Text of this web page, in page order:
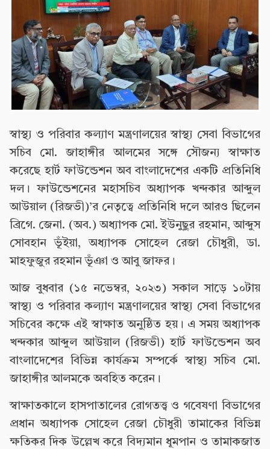
স্বাস্থ্য ও পরিবার কল্যাণ মন্ত্রণালয়ের স্বাস্থ্য সেবা বিভাগের
সচিব মো. জাহাঙ্গীর আলমের সঙ্গে সৌজন্য স্বাক্ষাত
করেছে হার্ট ফাউন্ডেশন অব বাংলাদেশের একটি প্রতিনিধি
দল। ফাউন্ডেশনের মহাসচিব অধ্যাপক খন্দকার আব্দুল
আউয়াল (রিজভী)’র নেতৃত্বে প্রতিনিধি দলে আরও ছিলেন
ব্রিগে. জেনা. (অব.) অধ্যাপক মো. ইউনুছুর রহমান, আব্দুস
সোবহান ভূঁইয়া, অধ্যাপক সোহেল রেজা চৌধুরী, ডা.
মাহফুজুর রহমান ভূঁঞা ও আবু জাফর।
আজ বুধবার (১৫ নভেম্বর, ২০২৩) সকাল সাড়ে ১০টায়
স্বাস্থ্য ও পরিবার কল্যাণ মন্ত্রণালয়ের স্বাস্থ্য সেবা বিভাগের
সচিবের কক্ষে এই স্বাক্ষাত অনুষ্ঠিত হয়। এ সময় অধ্যাপক
খন্দকার আব্দুল আউয়াল (রিজভী) হার্ট ফাউন্ডেশন অব
বাংলাদেশের বিভিন্ন কার্যক্রম সম্পর্কে স্বাস্থ্য সচিব মো.
জাহাঙ্গীর আলমকে অবহিত করেন।
স্বাক্ষাতকালে হাসপাতালের রোগতত্ত্ব ও গবেষণা বিভাগের
প্রধান অধ্যাপক সোহেল রেজা চৌধুরী তামাকের বিভিন্ন
ক্ষতিকর দিক উল্লেখ করে বিদ্যমান ধূমপান ও তামাকজাত